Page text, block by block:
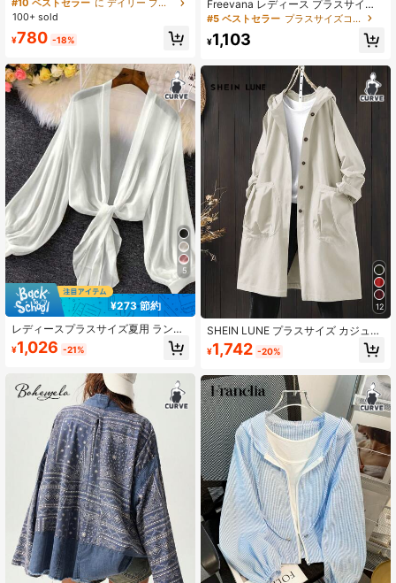
バットウィングスリーブ カジュアル
#10 ベストセラー
に デイリー プラスサイズのアウターウェア
100+ sold
¥780 -18%
5
¥273 節約
レディースプラスサイズ夏用 ランタ
ンスリーブ ウエストリボン カーディ
ガン
¥1,026 -21%
Freevana レディース プラスサイズ
5分袖 シアー ブラックジャケット 初
スチャー生地 フリルヘム レーストリ
レガント カジュアル デイリーウェア
春夏レディース服
#5 ベストセラー プラスサイズコート
¥1,103
12
SHEIN LUNE プラスサイズ カジュア
ル フード付き ロングジャケット 大
きなポケット付き
¥1,742 -20%